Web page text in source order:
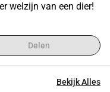
welzijn van een dier!
Delen
Bekijk Alles